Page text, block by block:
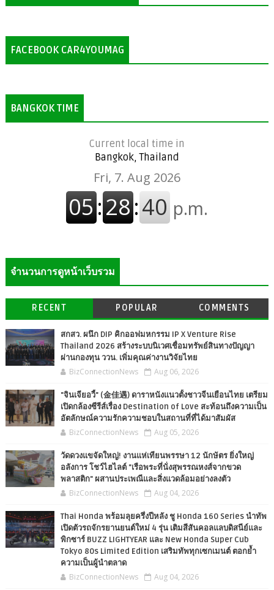
FACEBOOK CAR4YOUMAG
BANGKOK TIME
Current local time in
Bangkok, Thailand
จำนวนการดูหน้าเว็บรวม
RECENT POPULAR COMMENTS
สกสว. ผนึก DIP คิกออฟมหกรรม IP X Venture Rise
Thailand 2026 สร้างระบบนิเวศเชื่อมทรัพย์สินทางปัญญา
ผ่านกองทุน ววน. เพิ่มคุณค่างานวิจัยไทย
BizConnectionNews Aug 06, 2026
"จินเจียอวี้" (金佳遇) ดาราหนังแนวตั้งชาวจีนเยือนไทย เตรียม
เปิดกล้องซีรีส์เรื่อง Destination of Love สะท้อนถึงความเป็น
อัตลักษณ์ความรักความชอบในสถานที่ที่ได้มาสัมผัส
BizConnectionNews Aug 05, 2026
วัดดวงแขจัดใหญ่! งานแห่เทียนพรรษา 12 นักษัตร ยิ่งใหญ่
อลังการ โชว์ไฮไลต์ "เรือพระที่นั่งสุพรรณหงส์จากขวด
พลาสติก" ผสานประเพณีและสิ่งแวดล้อมอย่างลงตัว
BizConnectionNews Aug 04, 2026
Thai Honda พร้อมลุยครึ่งปีหลัง ชู Honda 160 Series นำทัพ
เปิดตัวรถจักรยานยนต์ใหม่ 4 รุ่น เติมสีสันคอลแลบดิสนีย์และ
พิกซาร์ BUZZ LIGHTYEAR และ New Honda Super Cub
Tokyo 80s Limited Edition เสริมทัพทุกเซกเมนต์ ตอกย้ำ
ความเป็นผู้นำตลาด
BizConnectionNews Aug 04, 2026